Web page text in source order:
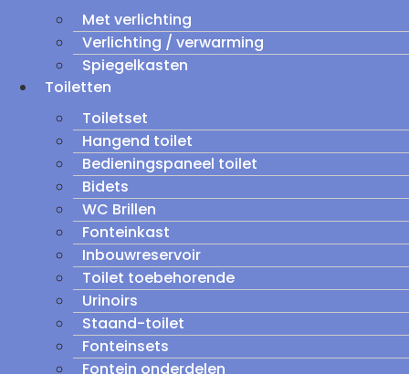
Met verlichting
Verlichting / verwarming
Spiegelkasten
Toiletten
Toiletset
Hangend toilet
Bedieningspaneel toilet
Bidets
WC Brillen
Fonteinkast
Inbouwreservoir
Toilet toebehorende
Urinoirs
Staand-toilet
Fonteinsets
Fontein onderdelen